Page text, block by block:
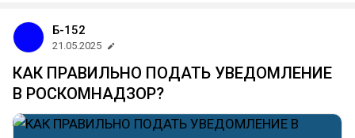
Б-152
21.05.2025
КАК ПРАВИЛЬНО ПОДАТЬ УВЕДОМЛЕНИЕ
В РОСКОМНАДЗОР?